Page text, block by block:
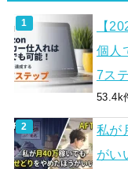
【
個人
7ス
53.4k
私が
がい